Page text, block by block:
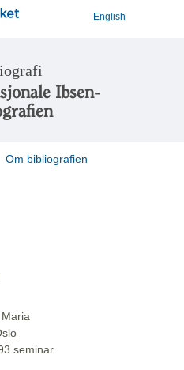
English
Ibsen-
Om bibliografien
seminar